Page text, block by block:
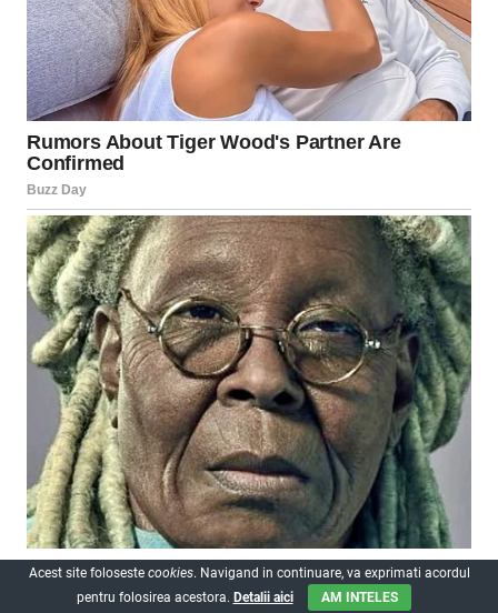
Acest site foloseste cookies. Navigand in continuare, va exprimati acordul
pentru folosirea acestora. Detalii aici AM INTELES